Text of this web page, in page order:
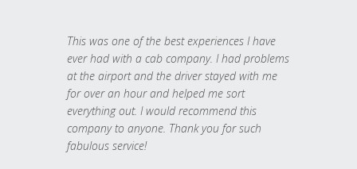
This was one of the best experiences I have
ever had with a cab company. I had problems
at the airport and the driver stayed with me
for over an hour and helped me sort
everything out. I would recommend this
company to anyone. Thank you for such
fabulous service!